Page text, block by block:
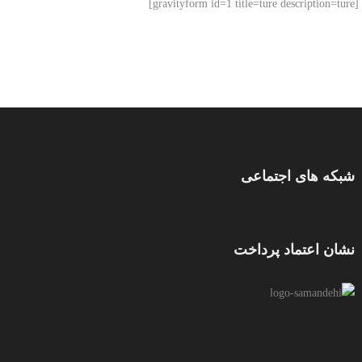
[gravityform id=1 title=ture description=ture]
شبکه های اجتماعی
نشان اعتماد پرداخت